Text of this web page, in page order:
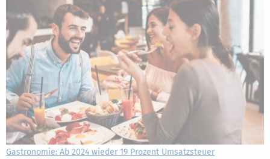
Gastronomie: Ab 2024 wieder 19 Prozent Umsatzsteuer